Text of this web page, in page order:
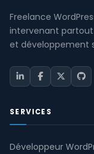
Freelance
intervenant partout
et développement
SERVICES
Développeur